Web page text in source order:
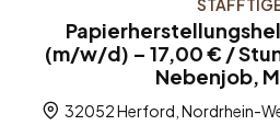
(m/w/d) – 17,00 € /
Nebenjob,
32052 Herford, Nordrhein-